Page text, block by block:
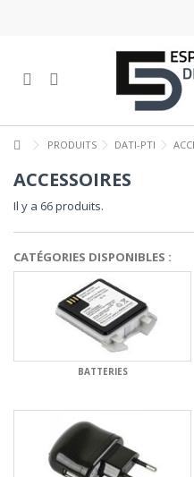
PRODUITS DATI-PTI
ACCESSOIRES
Il y a 66 produits.
CATÉGORIES DISPONIBLES :
BATTERIES